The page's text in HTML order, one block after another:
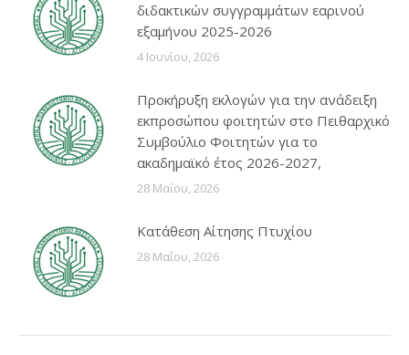
διδακτικών συγγραμμάτων εαρινού
εξαμήνου 2025-2026
4 Ιουνίου, 2026
Προκήρυξη εκλογών για την ανάδειξη
εκπροσώπου φοιτητών στο Πειθαρχικό
Συμβούλιο Φοιτητών για το
ακαδημαϊκό έτος 2026-2027,
28 Μαΐου, 2026
Κατάθεση Αίτησης Πτυχίου
28 Μαΐου, 2026